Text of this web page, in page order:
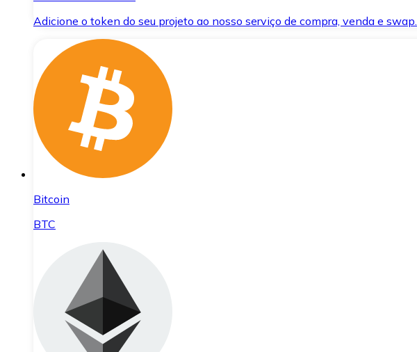
Adicione o token do seu projeto ao nosso serviço de compra, venda e swap.
Bitcoin
BTC